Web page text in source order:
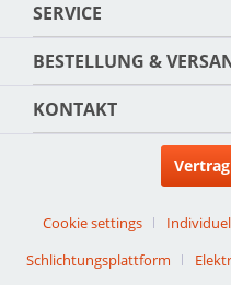
SERVICE
BESTELLUNG &
KONTAKT
Cookie settings
Schlichtungsplattform